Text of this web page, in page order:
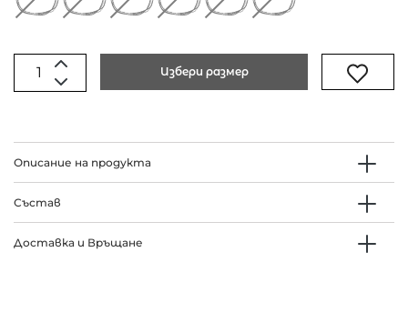
Избери размер
Описание на продукта
Състав
Доставка и Връщане